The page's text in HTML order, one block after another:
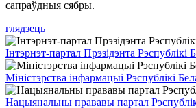
сапраўдныя сябры.
глядзець
Інтэрнэт-партал Прэзідэнта Рэспублікі
Міністэрства інфармацыі Рэспублікі
Нацыянальны прававы партал